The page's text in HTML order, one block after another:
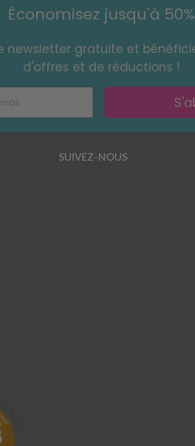
Économisez jusqu'à 50%
newsletter gratuite et
d'offres et de réductions !
SUIVEZ-NOUS